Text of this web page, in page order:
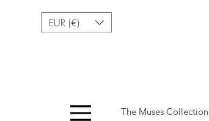
EUR (€)
The Muses Collection